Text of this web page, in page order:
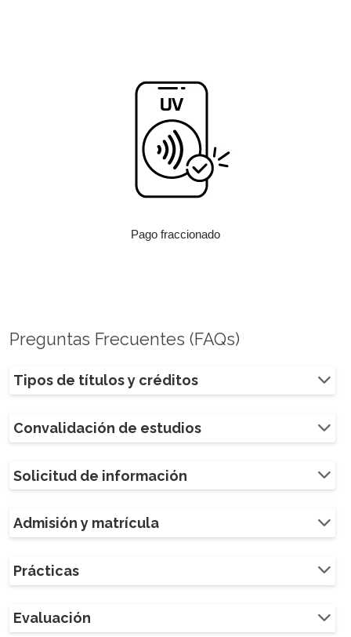
Pago fraccionado
Preguntas Frecuentes (FAQs)
Tipos de títulos y créditos
Convalidación de estudios
Solicitud de información
Admisión y matrícula
Prácticas
Evaluación